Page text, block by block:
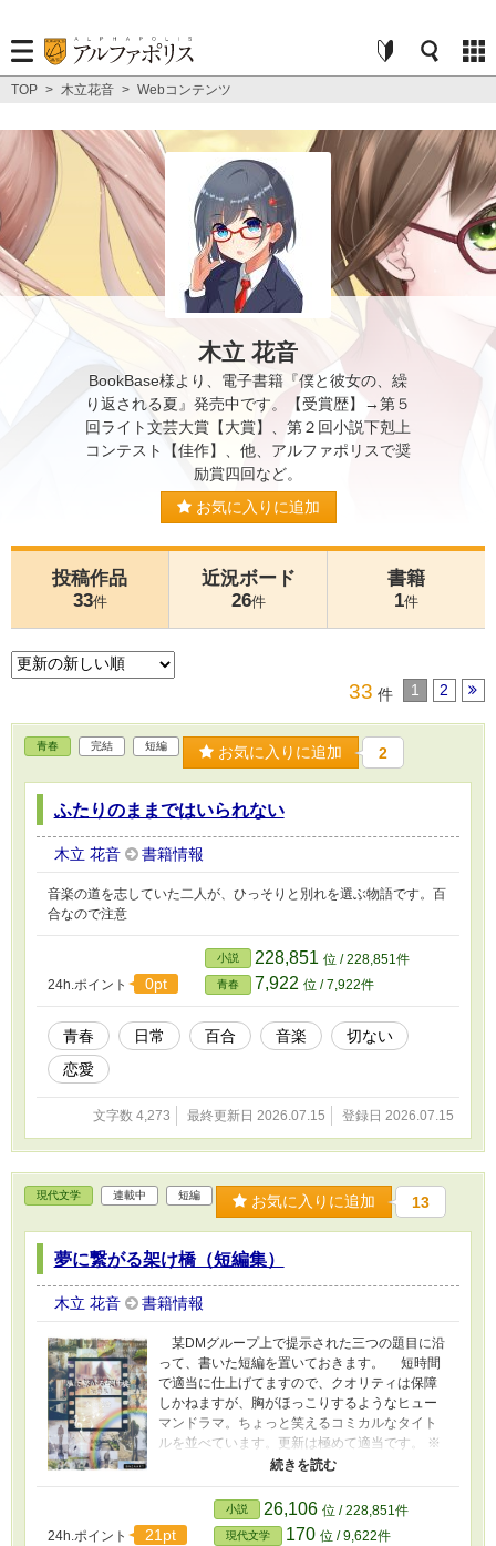
TOP > 木立花音 > Webコンテンツ
木立 花音
BookBase様より、電子書籍『僕と彼女の、繰
り返される夏』発売中です。【受賞歴】→第５
回ライト文芸大賞【大賞】、第２回小説下剋上
コンテスト【佳作】、他、アルファポリスで奨
励賞四回など。
お気に入りに追加
投稿作品
33件
近況ボード
26件
書籍
1件
33 件 1 2
青春 完結 短編 お気に入りに追加 2
ふたりのままではいられない
木立 花音 書籍情報
音楽の道を志していた二人が、ひっそりと別れを選ぶ物語です。百
合なので注意
24h.ポイント 0pt
小説 228,851 位 / 228,851件
青春 7,922 位 / 7,922件
青春 日常 百合 音楽
切ない
恋愛
文字数 4,273 最終更新日 2026.07.15 登録日 2026.07.15
現代文学 連載中 短編 お気に入りに追加 13
夢に繋がる架け橋（短編集）
木立 花音 書籍情報
某DMグループ上で提示された三つの題目に沿
って、書いた短編を置いておきます。 短時間
で適当に仕上げてますので、クオリティは保障
しかねますが、胸がほっこりするようなヒュー
マンドラマ。ちょっと笑えるコミカルなタイト
ルを並べています。更新は極めて適当です。 ※
表紙画像は、あさぎかな様に作っていただい
た、本作の中の一話「夢に繋がる架け橋」のフ
ァンアートです。ありがとうございました！
24h.ポイント 21pt
小説 26,106 位 / 228,851件
現代文学 170 位 / 9,622件